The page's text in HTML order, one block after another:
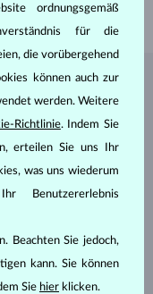
ATELIER
ordnungsgemäß
für die
die vorübergehend
können auch zur
werden. Weitere
Richtlinie. Indem Sie
erteilen Sie uns Ihr
was uns wiederum
Benutzererlebnis
Beachten Sie jedoch,
kann. Sie können
Sie hier klicken.